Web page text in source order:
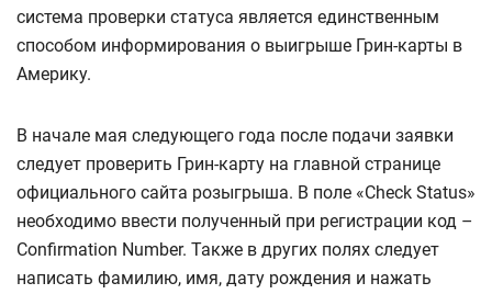
система проверки статуса является единственным
способом информирования о выигрыше Грин-карты в
Америку.
В начале мая следующего года после подачи заявки
следует проверить Грин-карту на главной странице
официального сайта розыгрыша. В поле «Check Status»
необходимо ввести полученный при регистрации код –
Confirmation Number. Также в других полях следует
написать фамилию, имя, дату рождения и нажать